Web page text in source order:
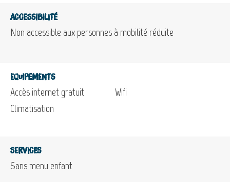
Accessibilité
Non accessible aux personnes à mobilité réduite
Equipements
Accès internet gratuit
Climatisation
Wifi
Services
Sans menu enfant